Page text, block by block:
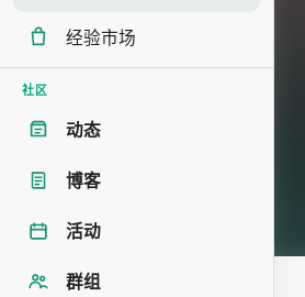
经验市场
社区
动态
博客
活动
群组